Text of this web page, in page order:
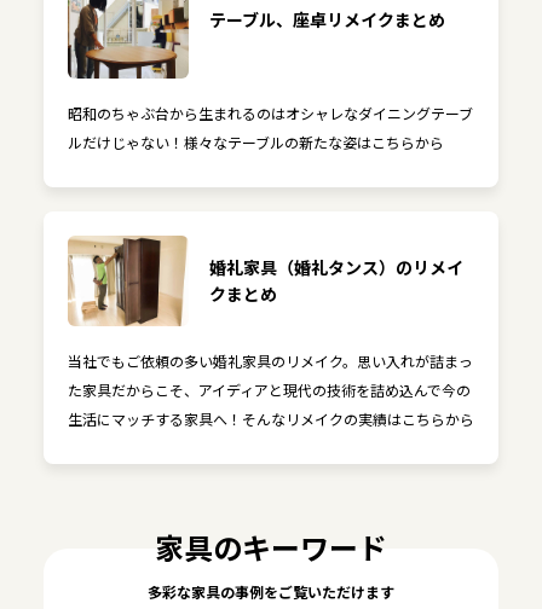
テーブル、座卓リメイクまとめ
昭和のちゃぶ台から生まれるのはオシャレなダイニングテーブ
ルだけじゃない！様々なテーブルの新たな姿はこちらから
婚礼家具（婚礼タンス）のリメイ
クまとめ
当社でもご依頼の多い婚礼家具のリメイク。思い入れが詰まっ
た家具だからこそ、アイディアと現代の技術を詰め込んで今の
生活にマッチする家具へ！そんなリメイクの実績はこちらから
家具のキーワード
多彩な家具の事例をご覧いただけます